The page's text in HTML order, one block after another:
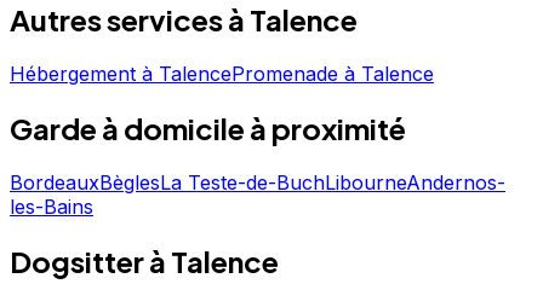
contact. Atout Patte - Petsitter est un professionnel du
Google Maps avec 15 avis.
Autres services à Talence
Hébergement à TalencePromenade à Talence
Garde à domicile à proximité
BordeauxBèglesLa Teste-de-BuchLibourneAndernos-
les-Bains
Dogsitter à Talence